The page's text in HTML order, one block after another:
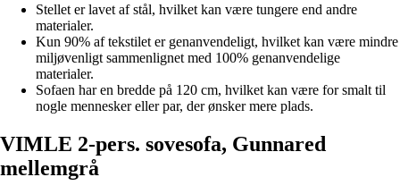
Stellet er lavet af stål, hvilket kan være tungere end andre
materialer.
Kun 90% af tekstilet er genanvendeligt, hvilket kan være mindre
miljøvenligt sammenlignet med 100% genanvendelige
materialer.
Sofaen har en bredde på 120 cm, hvilket kan være for smalt til
nogle mennesker eller par, der ønsker mere plads.
VIMLE 2-pers. sovesofa, Gunnared
mellemgrå